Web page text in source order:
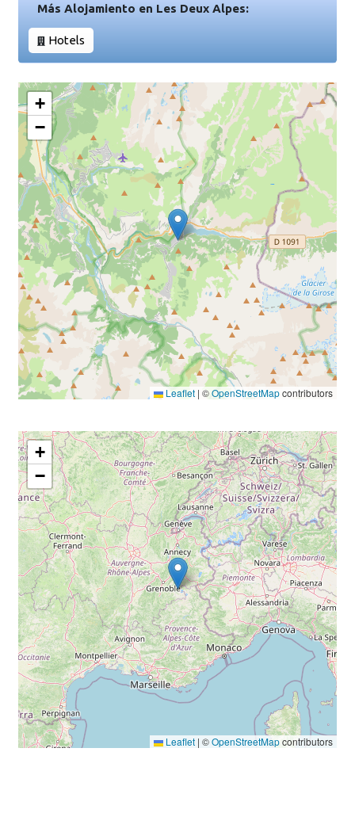
Más Alojamiento en Les Deux Alpes:
Hotels
+
−
Leaflet | ©OpenStreetMapcontributors
+
−
Leaflet | ©OpenStreetMapcontributors